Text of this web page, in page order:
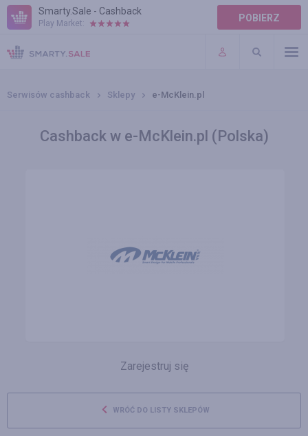
Smarty.Sale - Cashback
Play Market: POBIERZ
POMOC
WARUNKI
Serwisów cashback Sklepy e-McKlein.pl
Cashback w e-McKlein.pl (Polska)
Zarejestruj się
WRÓĆ DO LISTY SKLEPÓW